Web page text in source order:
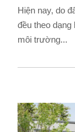
Hiện nay, do
đều theo
môi trường...